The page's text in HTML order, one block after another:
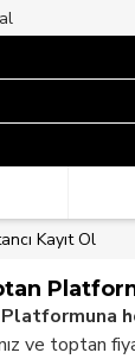
Kayıt Ol
ve toptan